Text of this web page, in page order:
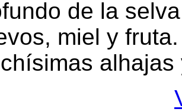
de la
miel y